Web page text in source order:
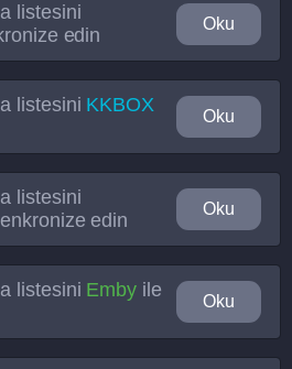
listesini
edin
Oku
listesini KKBOX
Oku
listesini
edin
Oku
listesini Emby ile
Oku